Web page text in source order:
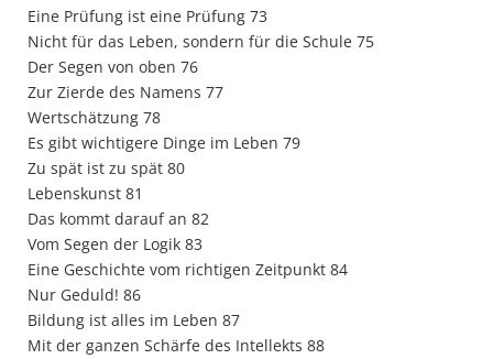
Eine Prüfung ist eine Prüfung 73
Nicht für das Leben, sondern für die Schule 75
Der Segen von oben 76
Zur Zierde des Namens 77
Wertschätzung 78
Es gibt wichtigere Dinge im Leben 79
Zu spät ist zu spät 80
Lebenskunst 81
Das kommt darauf an 82
Vom Segen der Logik 83
Eine Geschichte vom richtigen Zeitpunkt 84
Nur Geduld! 86
Bildung ist alles im Leben 87
Mit der ganzen Schärfe des Intellekts 88